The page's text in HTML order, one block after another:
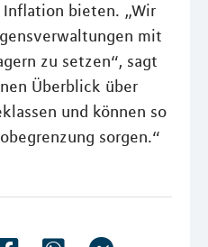
bieten. „Wir
mit
zu setzen“, sagt
Überblick über
und können so
sorgen.“